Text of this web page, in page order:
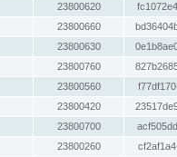
23800620
23800660
23800630
23800760
23800560
23800420
23800700
23800260